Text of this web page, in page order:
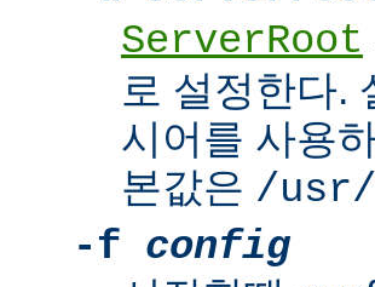
ServerRoot
로 설정한다.
시어를 사용
본값은 /usr/
-f config